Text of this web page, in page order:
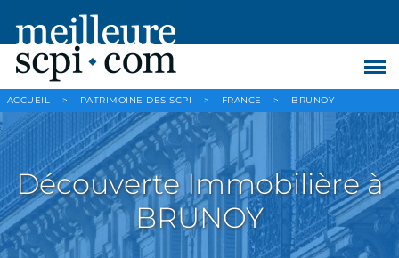
ACCUEIL > PATRIMOINE DES SCPI > FRANCE > BRUNOY
Découverte Immobilière à
BRUNOY